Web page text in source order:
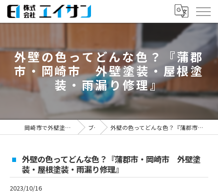
外壁の色ってどんな色？『蒲郡
市・岡崎市 外壁塗装・屋根塗
装・雨漏り修理』
岡崎市で外壁塗装なら株式会社エイサン ブログ 外壁の色ってどんな色？『蒲郡市・岡崎市 外壁塗装・屋根塗装・雨漏り修理』
外壁の色ってどんな色？『蒲郡市・岡崎市 外壁塗
装・屋根塗装・雨漏り修理』
2023/10/16